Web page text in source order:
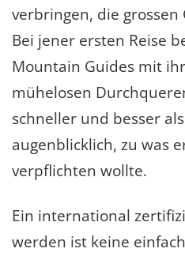
verbringen, die
Bei jener ersten Reise
Mountain Guides mit
mühelosen
schneller und besser
augenblicklich, zu was
verpflichten wollte.
Ein international
werden ist keine